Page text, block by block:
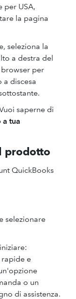
per USA,
la pagina
seleziona la
a destra del
browser per
a discesa
saperne di
a tua
prodotto
QuickBooks
selezionare
e
o un
di assistenza.